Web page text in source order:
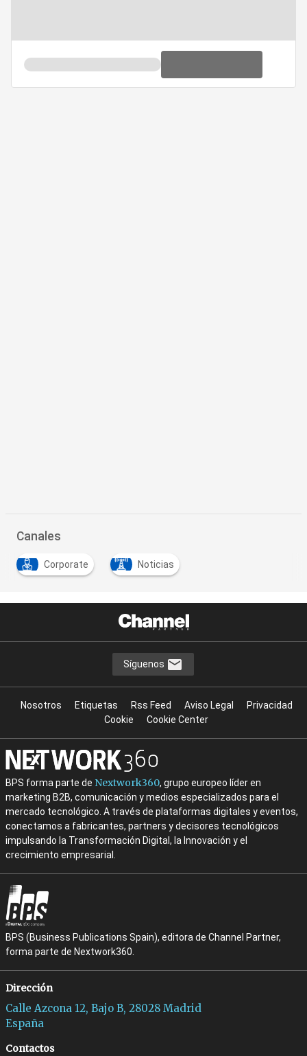
Canales
Corporate Noticias
Síguenos
Nosotros Etiquetas Rss Feed Aviso Legal
Privacidad
Cookie
Cookie Center
BPS forma parte de Nextwork360, grupo europeo líder en
marketing B2B, comunicación y medios especializados para el
mercado tecnológico. A través de plataformas digitales y eventos,
conectamos a fabricantes, partners y decisores tecnológicos
impulsando la Transformación Digital, la Innovación y el
crecimiento empresarial.
BPS (Business Publications Spain), editora de Channel Partner,
forma parte de Nextwork360.
Dirección
Calle Azcona 12, Bajo B, 28028 Madrid
España
Contactos